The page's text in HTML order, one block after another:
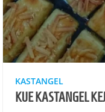
KASTANGEL
KUE KASTANGEL